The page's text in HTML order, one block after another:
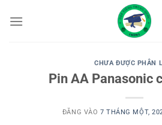
qua
CHƯA ĐƯỢC PHÂN
Pin AA Panasonic
ĐĂNG VÀO 7 THÁNG MỘT,